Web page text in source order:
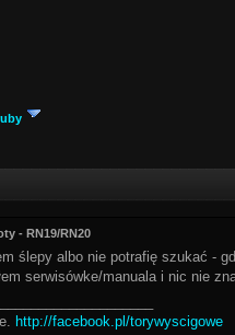
- RN19/RN20
ślepy albo nie potrafię szukać -
serwisówke/manuala i nic nie
http://facebook.pl/torywyscigowe